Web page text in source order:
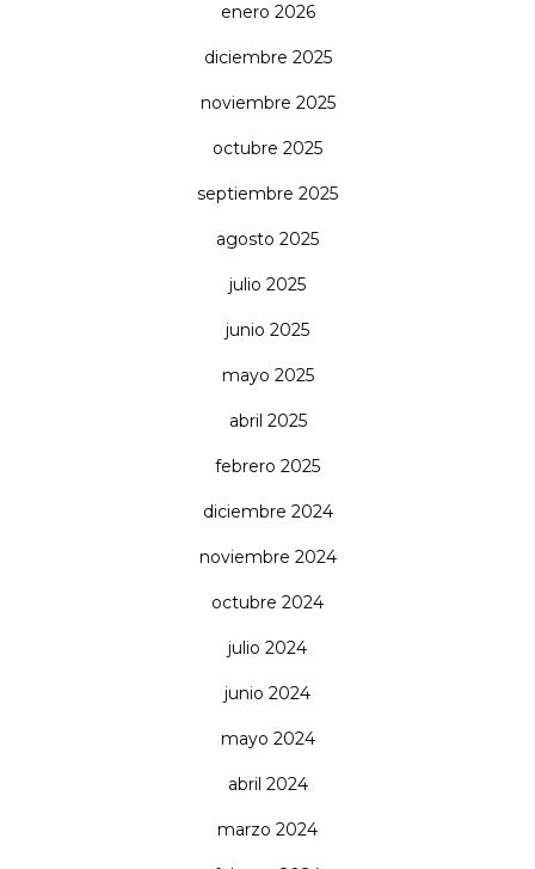
enero 2026
diciembre 2025
noviembre 2025
octubre 2025
septiembre 2025
agosto 2025
julio 2025
junio 2025
mayo 2025
abril 2025
febrero 2025
diciembre 2024
noviembre 2024
octubre 2024
julio 2024
junio 2024
mayo 2024
abril 2024
marzo 2024